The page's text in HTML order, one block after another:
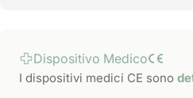
Dispositivo Medico
I dispositivi medici CE sono